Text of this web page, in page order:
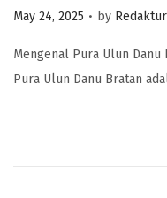
Posted on
May 24, 2025 . by
Mengenal Pura Ulun Danu
Pura Ulun Danu Bratan